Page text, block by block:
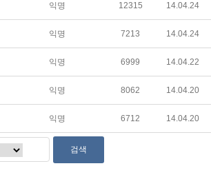
익명 12315 14.04.24
익명 7213 14.04.24
익명 6999 14.04.22
익명 8062 14.04.20
익명 6712 14.04.20